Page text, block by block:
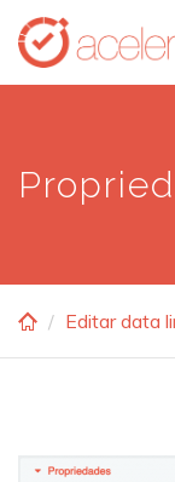
Skip
main
Editar data